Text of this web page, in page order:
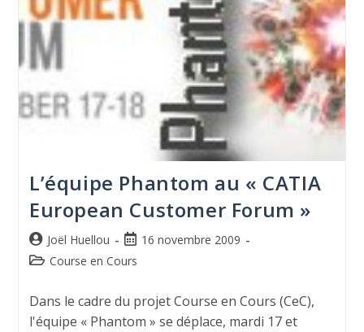
L’équipe Phantom au « CATIA
European Customer Forum »
Joël Huellou
16 novembre 2009
Course en Cours
Dans le cadre du projet Course en Cours (CeC),
l'équipe « Phantom » se déplace, mardi 17 et